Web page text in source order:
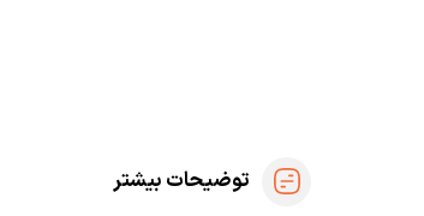
توضیحات بیشتر